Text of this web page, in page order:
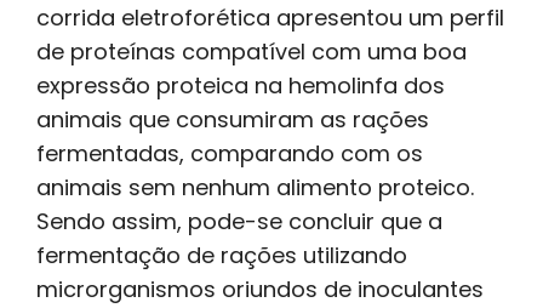
corrida eletroforética apresentou um perfil
de proteínas compatível com uma boa
expressão proteica na hemolinfa dos
animais que consumiram as rações
fermentadas, comparando com os
animais sem nenhum alimento proteico.
Sendo assim, pode-se concluir que a
fermentação de rações utilizando
microrganismos oriundos de inoculantes